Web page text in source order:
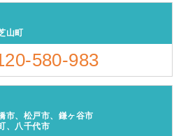
山町
580-983
市、松戸市、鎌ヶ谷市
、八千代市